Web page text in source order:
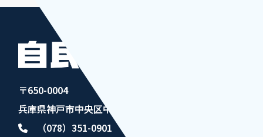
〒650-0004
兵庫県神戸市中央区中山手通5丁目1番4号
（078）351-0901